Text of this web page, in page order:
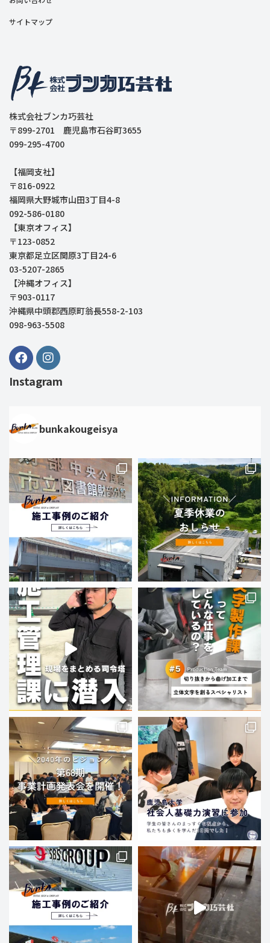
サイトマップ
株式会社ブンカ巧芸社
〒899-2701 鹿児島市石谷町3655
099-295-4700
【福岡支社】
〒816-0922
福岡県大野城市山田3丁目4-8
092-586-0180
【東京オフィス】
〒123-0852
東京都足立区関原3丁目24-6
03-5207-2865
【沖縄オフィス】
〒903-0117
沖縄県中頭郡西原町翁長558-2-103
098-963-5508
Instagram
bunkakougeisya